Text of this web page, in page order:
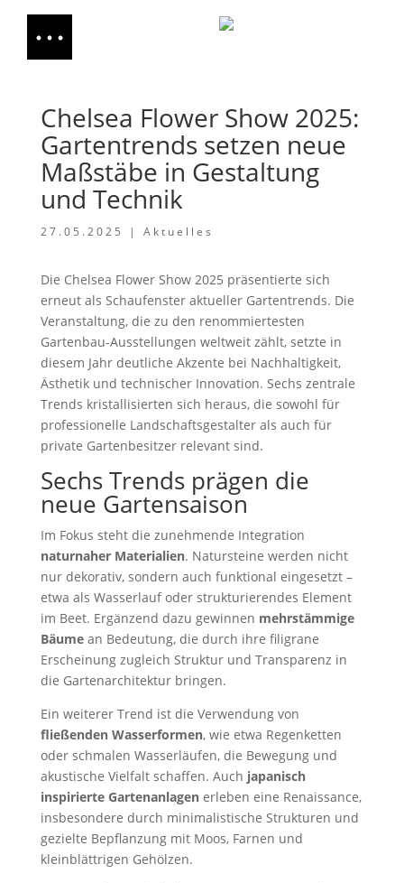
Chelsea Flower Show 2025:
Gartentrends setzen neue
Maßstäbe in Gestaltung
und Technik
27.05.2025 | Aktuelles
Die Chelsea Flower Show 2025 präsentierte sich
erneut als Schaufenster aktueller Gartentrends. Die
Veranstaltung, die zu den renommiertesten
Gartenbau-Ausstellungen weltweit zählt, setzte in
diesem Jahr deutliche Akzente bei Nachhaltigkeit,
Ästhetik und technischer Innovation. Sechs zentrale
Trends kristallisierten sich heraus, die sowohl für
professionelle Landschaftsgestalter als auch für
private Gartenbesitzer relevant sind.
Sechs Trends prägen die
neue Gartensaison
Im Fokus steht die zunehmende Integration
naturnaher Materialien. Natursteine werden nicht
nur dekorativ, sondern auch funktional eingesetzt –
etwa als Wasserlauf oder strukturierendes Element
im Beet. Ergänzend dazu gewinnen mehrstämmige
Bäumean Bedeutung, die durch ihre filigrane
Erscheinung zugleich Struktur und Transparenz in
die Gartenarchitektur bringen.
Ein weiterer Trend ist die Verwendung von
fließenden Wasserformen, wie etwa Regenketten
oder schmalen Wasserläufen, die Bewegung und
akustische Vielfalt schaffen. Auch japanisch
inspirierte Gartenanlagenerleben eine Renaissance,
insbesondere durch minimalistische Strukturen und
gezielte Bepflanzung mit Moos, Farnen und
kleinblättrigen Gehölzen.